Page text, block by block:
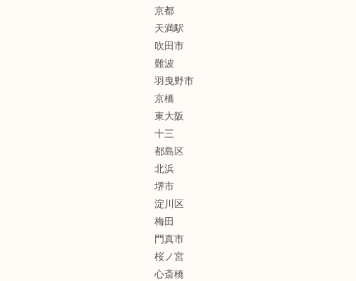
京都
天満駅
吹田市
難波
羽曳野市
京橋
東大阪
十三
都島区
北浜
堺市
淀川区
梅田
門真市
桜ノ宮
心斎橋